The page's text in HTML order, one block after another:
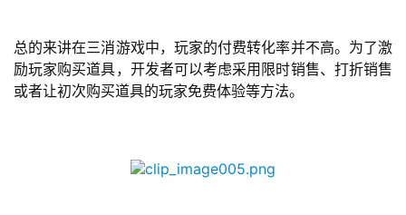
闲
游
戏
总的来讲在三消游戏中，玩家的付费转化率并不高。为了激
励玩家购买道具，开发者可以考虑采用限时销售、打折销售
或者让初次购买道具的玩家免费体验等方法。